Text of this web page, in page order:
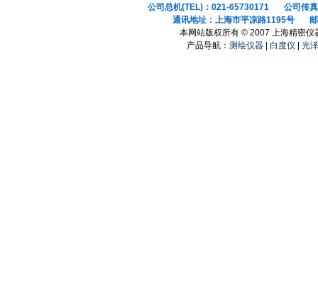
公司总机(TEL)：021-65730171 公司传真
通讯地址：上海市平凉路1195号 邮
本网站版权所有 © 2007 上海精密仪
产品导航： 测绘仪器| 白度仪 光